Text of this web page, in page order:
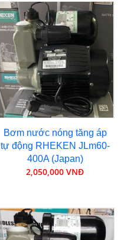
Bơm nước nóng tăng áp
tự động RHEKEN JLm60-
400A (Japan)
2,050,000 VNĐ